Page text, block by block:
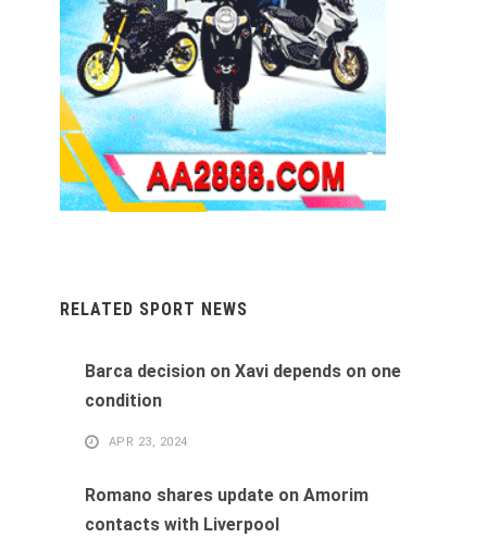
RELATED SPORT NEWS
Barca decision on Xavi depends on one
condition
APR 23, 2024
Romano shares update on Amorim
contacts with Liverpool